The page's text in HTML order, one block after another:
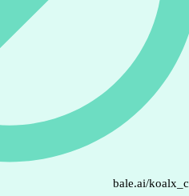
bale.ai/